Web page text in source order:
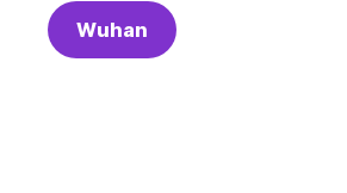
Wuhan